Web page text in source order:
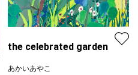
the celebrated garden
あかいあやこ